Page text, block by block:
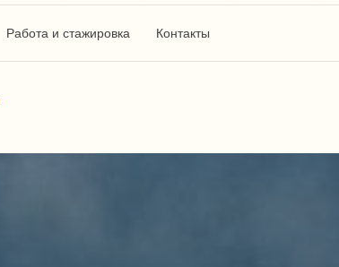
Контакты
Работа и стажировка